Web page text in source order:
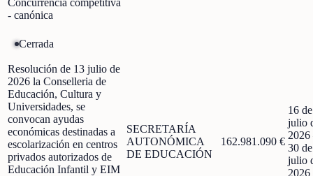
Concurrencia competitiva
- canónica
Cerrada
Resolución de 13 julio de
2026 la Conselleria de
Educación, Cultura y
Universidades, se
convocan ayudas
económicas destinadas a
escolarización en centros
privados autorizados de
Educación Infantil y EIM
SECRETARÍA
AUTONÓMICA
DE EDUCACIÓN
162.981.090 €
16 de
julio
2026
30 de
julio
2026